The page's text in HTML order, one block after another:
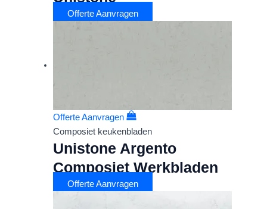
Offerte Aanvragen
Offerte Aanvragen
Composiet keukenbladen
Unistone Argento
Composiet Werkbladen
Offerte Aanvragen